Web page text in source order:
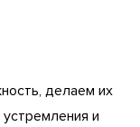
делаем их
и